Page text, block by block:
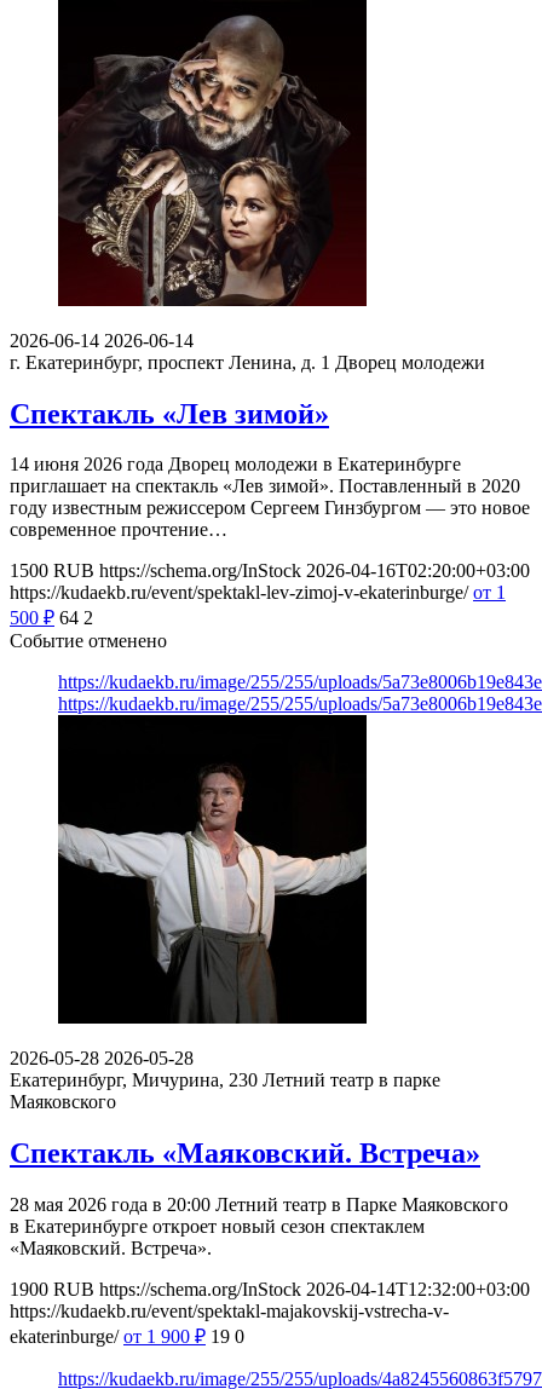
2026-06-14 2026-06-14
г. Екатеринбург, проспект Ленина, д. 1 Дворец молодежи
Спектакль «Лев зимой»
14 июня 2026 года Дворец молодежи в Екатеринбурге
приглашает на спектакль «Лев зимой». Поставленный в 2020
году известным режиссером Сергеем Гинзбургом — это новое
современное прочтение…
1500 RUB https://schema.org/InStock 2026-04-16T02:20:00+03:00
https://kudaekb.ru/event/spektakl-lev-zimoj-v-ekaterinburge/ от 1
500 ₽ 64 2
Событие отменено
https://kudaekb.ru/image/255/255/uploads/
https://kudaekb.ru/image/255/255/uploads/
2026-05-28 2026-05-28
Екатеринбург, Мичурина, 230 Летний театр в парке
Маяковского
Спектакль «Маяковский. Встреча»
28 мая 2026 года в 20:00 Летний театр в Парке Маяковского
в Екатеринбурге откроет новый сезон спектаклем
«Маяковский. Встреча».
1900 RUB https://schema.org/InStock 2026-04-14T12:32:00+03:00
https://kudaekb.ru/event/spektakl-majakovskij-vstrecha-v-
ekaterinburge/ от 1 900 ₽ 19 0
https://kudaekb.ru/image/255/255/uploads/